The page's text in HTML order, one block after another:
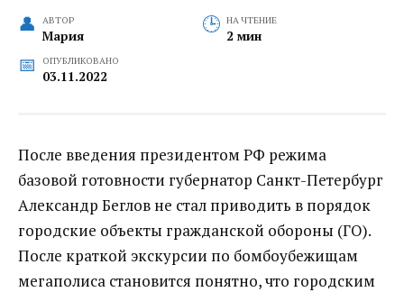
АВТОР
Мария
НА ЧТЕНИЕ
2 мин
ОПУБЛИКОВАНО
03.11.2022
После введения президентом РФ режима
базовой готовности губернатор Санкт-Петербург
Александр Беглов не стал приводить в порядок
городские объекты гражданской обороны (ГО).
После краткой экскурсии по бомбоубежищам
мегаполиса становится понятно, что городским